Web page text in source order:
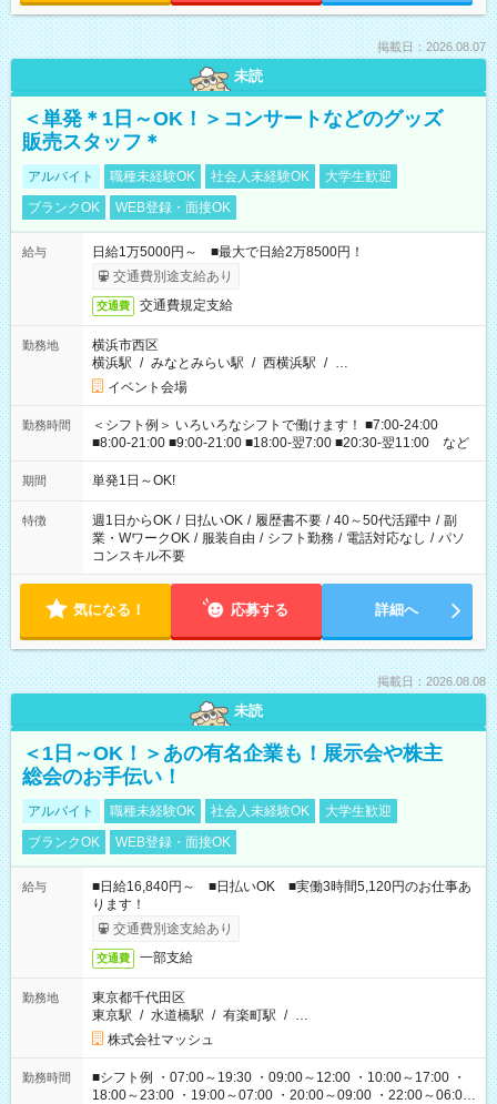
掲載日：2026.08.07
未読
＜単発＊1日～OK！＞コンサートなどのグッズ
販売スタッフ＊
アルバイト 職種未経験OK 社会人未経験OK
大学生歓迎
ブランクOK
WEB登録・面接OK
給与
日給1万5000円～ ■最大で日給2万8500円！
交通費別途支給あり
交通費 交通費規定支給
勤務地
横浜市西区
横浜駅 / みなとみらい駅 / 西横浜駅 / …
イベント会場
勤務時間
＜シフト例＞ いろいろなシフトで働けます！ ■7:00-24:00
■8:00-21:00 ■9:00-21:00 ■18:00-翌7:00 ■20:30-翌11:00 など
期間 単発1日～OK!
特徴 週1日からOK / 日払いOK / 履歴書不要 / 40～50代活躍中 / 副
業・WワークOK / 服装自由 / シフト勤務 / 電話対応なし / パソ
コンスキル不要
気になる！ 応募する 詳細へ
掲載日：2026.08.08
未読
＜1日～OK！＞あの有名企業も！展示会や株主
総会のお手伝い！
アルバイト 職種未経験OK 社会人未経験OK
大学生歓迎
ブランクOK
WEB登録・面接OK
給与
■日給16,840円～ ■日払いOK ■実働3時間5,120円のお仕事あ
ります！
交通費別途支給あり
交通費 一部支給
勤務地
東京都千代田区
東京駅 / 水道橋駅 / 有楽町駅 / …
株式会社マッシュ
勤務時間
■シフト例 ・07:00～19:30 ・09:00～12:00 ・10:00～17:00 ・
18:00～23:00 ・19:00～07:00 ・20:00～09:00 ・22:00～06:00